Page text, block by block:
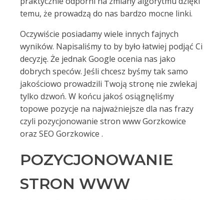
temu, że prowadzą do nas bardzo mocne linki.
Oczywiście posiadamy wiele innych fajnych
wyników. Napisaliśmy to by było łatwiej podjąć Ci
decyzję. Że jednak Google ocenia nas jako
dobrych speców. Jeśli chcesz byśmy tak samo
jakościowo prowadzili Twoją stronę nie zwlekaj
tylko dzwoń. W końcu jakoś osiągnęliśmy
topowe pozycje na najważniejsze dla nas frazy
czyli pozycjonowanie stron www Gorzkowice
oraz SEO Gorzkowice .
POZYCJONOWANIE
STRON WWW